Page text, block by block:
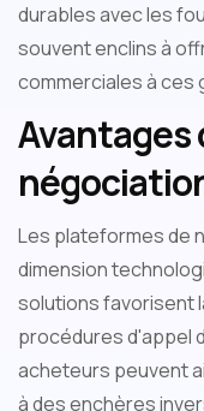
durables avec les
souvent enclins à
commerciales à ces
Avantages
Les plateformes de
dimension
solutions favorisent
procédures d'appel
acheteurs peuvent
à des enchères